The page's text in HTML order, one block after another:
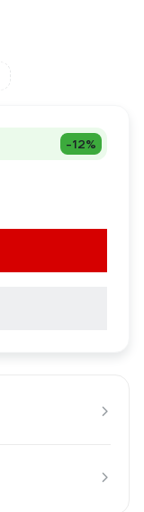
-12%